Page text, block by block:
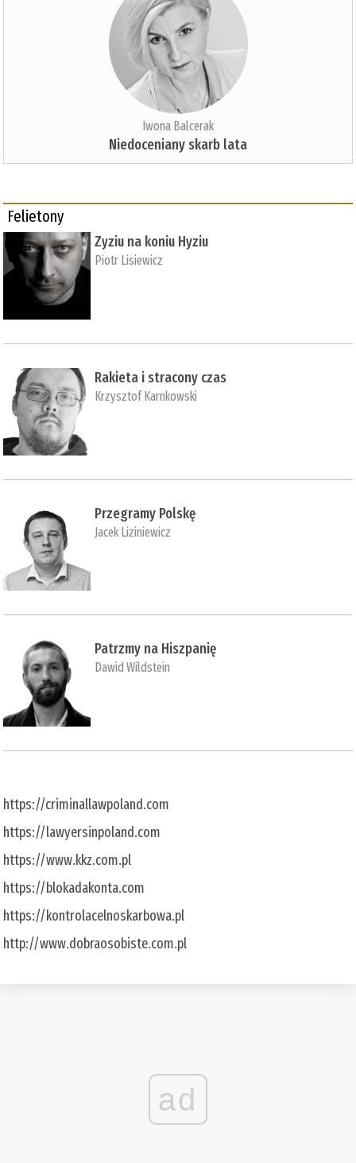
Iwona Balcerak
Niedoceniany skarb lata
Felietony
Zyziu na koniu Hyziu
Piotr Lisiewicz
Rakieta i stracony czas
Krzysztof Karnkowski
Przegramy Polskę
Jacek Liziniewicz
Patrzmy na Hiszpanię
Dawid Wildstein
https://criminallawpoland.com
https://lawyersinpoland.com
https://www.kkz.com.pl
https://blokadakonta.com
https://kontrolacelnoskarbowa.pl
http://www.dobraosobiste.com.pl
ad